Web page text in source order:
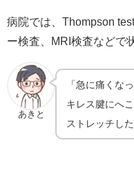
病院では、Thompson
ー検査、MRI検査などで
あきと
「急に痛くな
キレス腱にへ
ストレッチし